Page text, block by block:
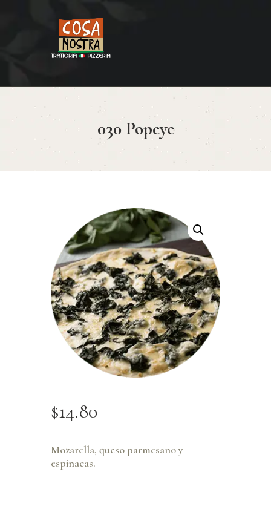
030 Popeye
HOME
COSA NOSTRA
MENÚ
RESERVAR
CONTACTO
$14.80
Mozarella, queso parmesano y
espinacas.